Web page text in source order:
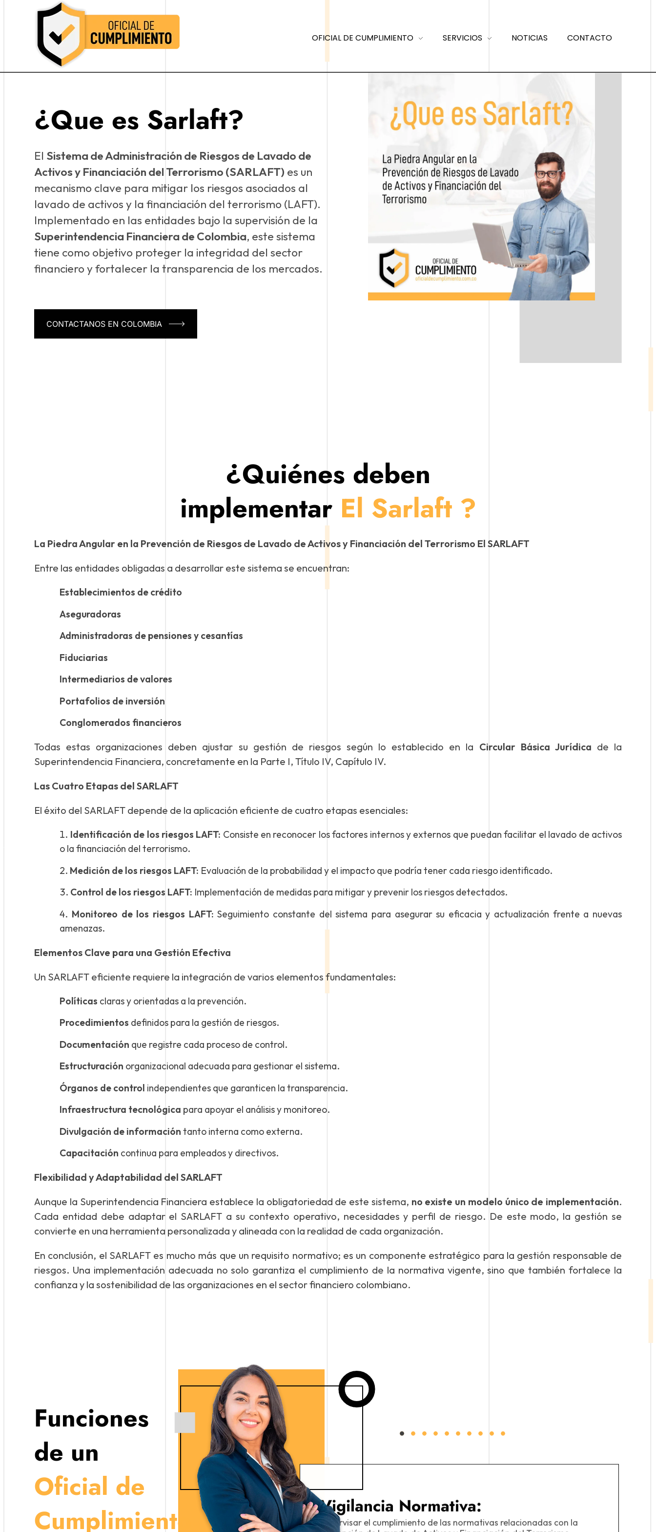
Oficial de Cumplimiento Colombia
Oficial de Cumplimiento Colombia
OFICIAL DE CUMPLIMIENTO SERVICIOS NOTICIAS CONTACTO
¿Que es Sarlaft?
El Sistema de Administración de Riesgos de Lavado de
Activos y Financiación del Terrorismo (SARLAFT) es un
mecanismo clave para mitigar los riesgos asociados al
lavado de activos y la financiación del terrorismo (LAFT).
Implementado en las entidades bajo la supervisión de la
Superintendencia Financiera de Colombia, este sistema
tiene como objetivo proteger la integridad del sector
financiero y fortalecer la transparencia de los mercados.
CONTACTANOS EN COLOMBIA
¿Quiénes deben
implementarEl Sarlaft ?
La Piedra Angular en la Prevención de Riesgos de Lavado de Activos y Financiación del Terrorismo El SARLAFT
Entre las entidades obligadas a desarrollar este sistema se encuentran:
Establecimientos de crédito
Aseguradoras
Administradoras de pensiones y cesantías
Fiduciarias
Intermediarios de valores
Portafolios de inversión
Conglomerados financieros
Todas estas organizaciones deben ajustar su gestión de riesgos según lo establecido en la Circular Básica Jurídica de la
Superintendencia Financiera, concretamente en la Parte I, Título IV, Capítulo IV.
Las Cuatro Etapas del SARLAFT
El éxito del SARLAFT depende de la aplicación eficiente de cuatro etapas esenciales:
Identificación de los riesgos LAFT: Consiste en reconocer los factores internos y externos que puedan facilitar el lavado de activos
o la financiación del terrorismo.
Medición de los riesgos LAFT: Evaluación de la probabilidad y el impacto que podría tener cada riesgo identificado.
Control de los riesgos LAFT: Implementación de medidas para mitigar y prevenir los riesgos detectados.
Monitoreo de los riesgos LAFT: Seguimiento constante del sistema para asegurar su eficacia y actualización frente a nuevas
amenazas.
Elementos Clave para una Gestión Efectiva
Un SARLAFT eficiente requiere la integración de varios elementos fundamentales:
Políticas claras y orientadas a la prevención.
Procedimientos definidos para la gestión de riesgos.
Documentación que registre cada proceso de control.
Estructuración organizacional adecuada para gestionar el sistema.
Órganos de control independientes que garanticen la transparencia.
Infraestructura tecnológica para apoyar el análisis y monitoreo.
Divulgación de información tanto interna como externa.
Capacitación continua para empleados y directivos.
Flexibilidad y Adaptabilidad del SARLAFT
Aunque la Superintendencia Financiera establece la obligatoriedad de este sistema, no existe un modelo único de implementación.
Cada entidad debe adaptar el SARLAFT a su contexto operativo, necesidades y perfil de riesgo. De este modo, la gestión se
convierte en una herramienta personalizada y alineada con la realidad de cada organización.
En conclusión, el SARLAFT es mucho más que un requisito normativo; es un componente estratégico para la gestión responsable de
riesgos. Una implementación adecuada no solo garantiza el cumplimiento de la normativa vigente, sino que también fortalece la
confianza y la sostenibilidad de las organizaciones en el sector financiero colombiano.
Funciones
de un
Oficial de
Cumplimiento
Vigilancia Normativa:
Supervisar el cumplimiento de las normativas relacionadas con la
de Cumplimiento:
ante el ente de control el cumplimiento de las